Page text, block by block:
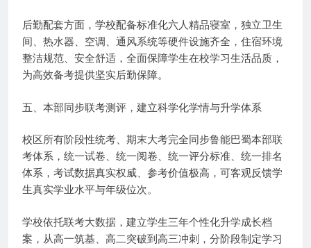
后勤配套方面，学校配备标准化六人精品寝室，独立卫生
间、热水器、空调、通风系统等硬件设施齐全，住宿环境
整洁规范、安全舒适，全面保障学生在校学习生活品质，
为高效备考提供坚实后勤保障。
五、本部同步联考测评，建立科学化学情与升学体系
校区所有阶段性统考、期末大考完全同步鲁能巴蜀本部联
考体系，统一试卷、统一阅卷、统一评分标准、统一排名
体系，考试数据真实权威、参考价值极高，可客观反馈学
生真实学业水平与年级位次。
学校依托联考大数据，建立学生三年个性化升学成长档
案，从高一筑基、高二突破到高三冲刺，分阶段制定学习